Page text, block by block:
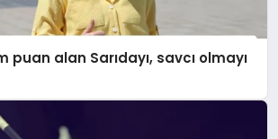
puan alan Sarıdayı, savcı olmayı